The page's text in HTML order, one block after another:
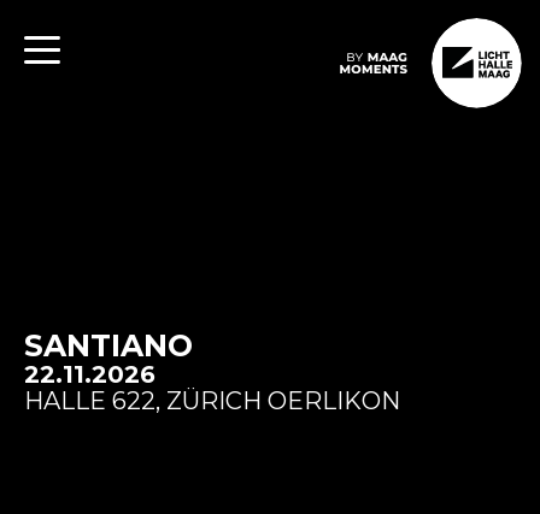
SANTIANO
22.11.2026
HALLE 622, ZÜRICH OERLIKON